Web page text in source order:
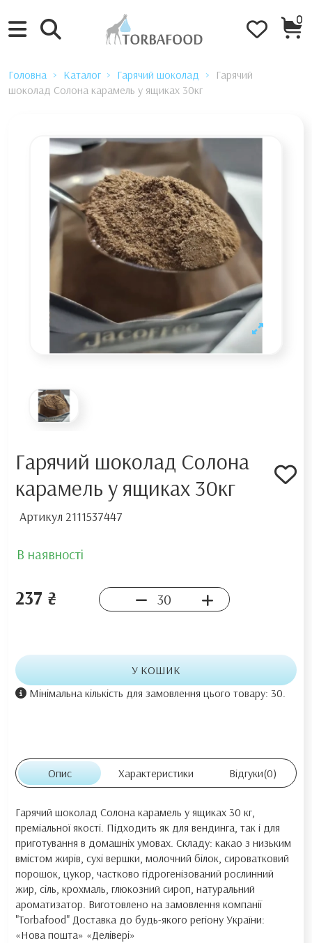
0
Головна Каталог Гарячий шоколад
Гарячий
шоколад Солона карамель у ящиках 30кг
Гарячий шоколад Солона
карамель у ящиках 30кг
Артикул 2111537447
В наявності
237 ₴
У КОШИК
Мінімальна кількість для замовлення цього товару: 30.
Опис Характеристики Відгуки(0)
Гарячий шоколад Солона карамель у ящиках 30 кг,
преміальної якості. Підходить як для вендинга, так і для
приготування в домашніх умовах. Складу: какао з низьким
вмістом жирів, сухі вершки, молочний білок, сироватковий
порошок, цукор, частково гідрогенізований рослинний
жир, сіль, крохмаль, глюкозний сироп, натуральний
ароматизатор. Виготовлено на замовлення компанії
"Torbafood" Доставка до будь-якого регіону України:
«Нова пошта» «Делівері»